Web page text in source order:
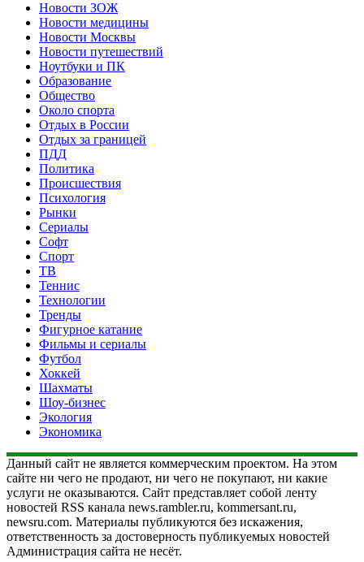
Новости ЗОЖ
Новости медицины
Новости Москвы
Новости путешествий
Ноутбуки и ПК
Образование
Общество
Около спорта
Отдых в России
Отдых за границей
ПДД
Политика
Происшествия
Психология
Рынки
Сериалы
Софт
Спорт
ТВ
Теннис
Технологии
Тренды
Фигурное катание
Фильмы и сериалы
Футбол
Хоккей
Шахматы
Шоу-бизнес
Экология
Экономика
Данный сайт не является коммерческим проектом. На этом
сайте ни чего не продают, ни чего не покупают, ни какие
услуги не оказываются. Сайт представляет собой ленту
новостей RSS канала news.rambler.ru, kommersant.ru,
newsru.com. Материалы публикуются без искажения,
ответственность за достоверность публикуемых новостей
Администрация сайта не несёт.